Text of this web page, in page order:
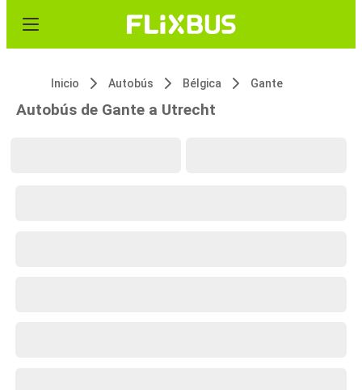
Inicio Autobús Bélgica Gante
Autobús de Gante a Utrecht